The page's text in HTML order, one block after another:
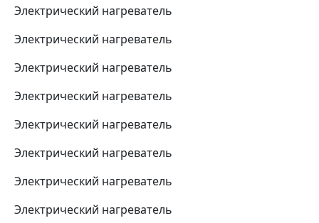
Электрический нагреватель
Электрический нагреватель
Электрический нагреватель
Электрический нагреватель
Электрический нагреватель
Электрический нагреватель
Электрический нагреватель
Электрический нагреватель